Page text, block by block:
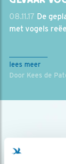
08.11.17 De
met vogels
lees meer
Door Kees de